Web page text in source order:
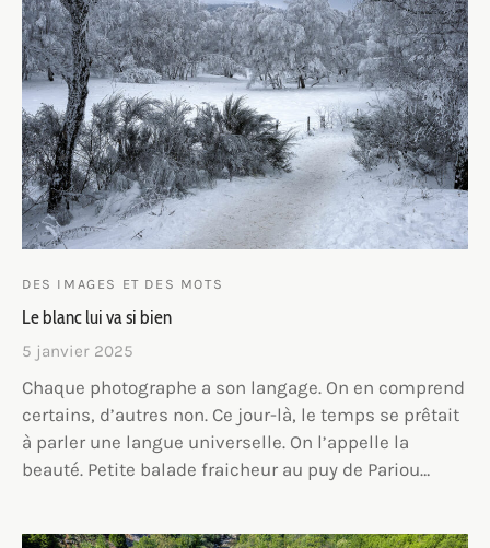
DES IMAGES ET DES MOTS
Le blanc lui va si bien
5 janvier 2025
Chaque photographe a son langage. On en comprend
certains, d’autres non. Ce jour-là, le temps se prêtait
à parler une langue universelle. On l’appelle la
beauté. Petite balade fraicheur au puy de Pariou…